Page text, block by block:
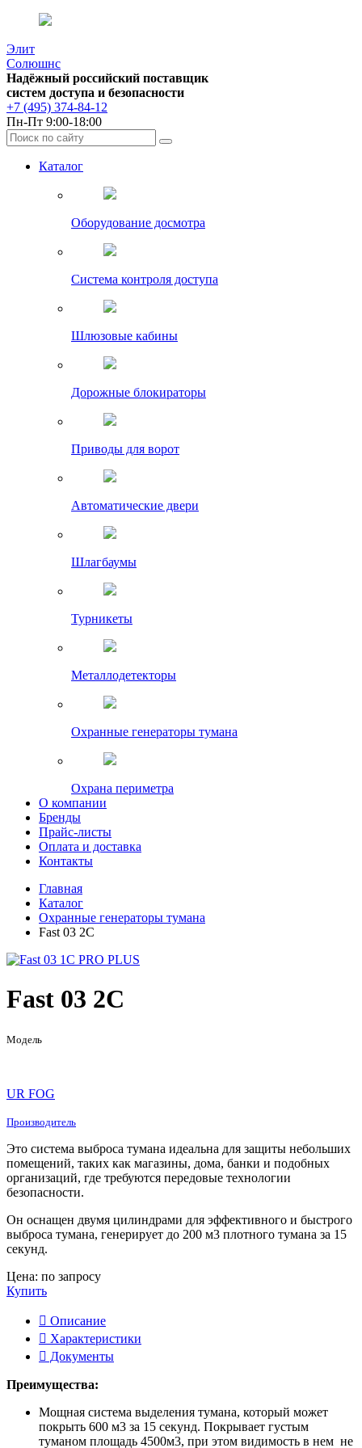
Элит
Солюшнс
Надёжный российский поставщик
систем доступа и безопасности
+7 (495) 374-84-12
Пн-Пт 9:00-18:00
Каталог
Оборудование досмотра
Система контроля доступа
Шлюзовые кабины
Дорожные блокираторы
Приводы для ворот
Автоматические двери
Шлагбаумы
Турникеты
Металлодетекторы
Охранные генераторы тумана
Охрана периметра
О компании
Бренды
Прайс-листы
Оплата и доставка
Контакты
Главная
Каталог
Охранные генераторы тумана
Fast 03 2C
Fast 03 2C
Модель
UR FOG
Производитель
Это система выброса тумана идеальна для защиты небольших
помещений, таких как магазины, дома, банки и подобных
организаций, где требуются передовые технологии
безопасности.
Он оснащен двумя цилиндрами для эффективного и быстрого
выброса тумана, генерирует до 200 м3 плотного тумана за 15
секунд.
Цена: по запросу
Купить
Описание
Характеристики
Документы
Преимущества:
Мощная система выделения тумана, который может
покрыть 600 м3 за 15 секунд. Покрывает густым
туманом площадь 4500м3, при этом видимость в нем не